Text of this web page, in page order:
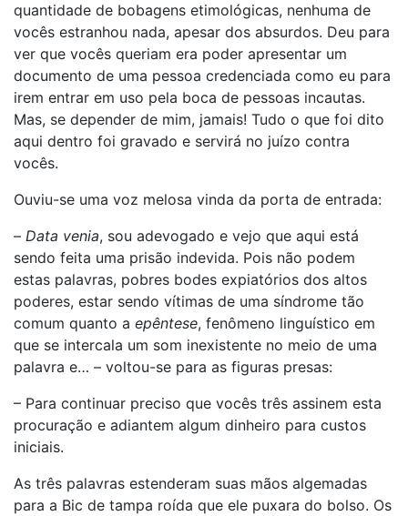
quantidade de bobagens etimológicas, nenhuma de
vocês estranhou nada, apesar dos absurdos. Deu para
ver que vocês queriam era poder apresentar um
documento de uma pessoa credenciada como eu para
irem entrar em uso pela boca de pessoas incautas.
Mas, se depender de mim, jamais! Tudo o que foi dito
aqui dentro foi gravado e servirá no juízo contra
vocês.
Ouviu-se uma voz melosa vinda da porta de entrada:
– Data venia, sou adevogado e vejo que aqui está
sendo feita uma prisão indevida. Pois não podem
estas palavras, pobres bodes expiatórios dos altos
poderes, estar sendo vítimas de uma síndrome tão
comum quanto a epêntese, fenômeno linguístico em
que se intercala um som inexistente no meio de uma
palavra e… – voltou-se para as figuras presas:
– Para continuar preciso que vocês três assinem esta
procuração e adiantem algum dinheiro para custos
iniciais.
As três palavras estenderam suas mãos algemadas
para a Bic de tampa roída que ele puxara do bolso. Os